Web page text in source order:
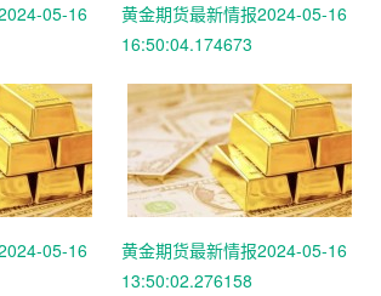
05-16
黄金期货最新情报2024-05-16
16:50:04.174673
05-16
黄金期货最新情报2024-05-16
13:50:02.276158